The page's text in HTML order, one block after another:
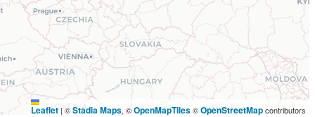
Leaflet |©Stadia Maps, ©OpenMapTiles©OpenStreetMapcontributors